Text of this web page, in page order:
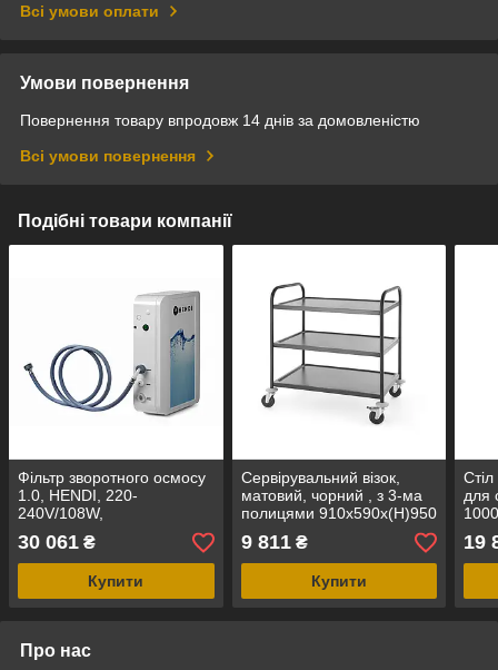
Всі умови оплати
Умови повернення
Повернення товару впродовж 14 днів за домовленістю
Всі умови повернення
Подібні товари компанії
Фільтр зворотного осмосу
1.0, HENDI, 220-
240V/108W,
360x130x(H)465mm
238035 Hendi
30 061 ₴
Купити
Сервірувальний візок,
матовий, чорний , з 3-ма
полицями 910x590x(H)950
811320 Hendi
9 811₴
Купити
для
19
Про нас